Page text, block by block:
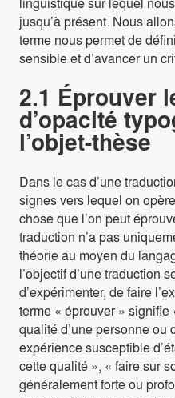
jusqu’à présent. Nous
terme nous permet de
sensible et d’avancer un
2.1 Éprouver
d’opacité
l’objet-thèse
Dans le cas d’une
signes vers lequel on
chose que l’on peut
traduction n’a pas
théorie au moyen du
l’objectif d’une traduction
d’expérimenter, de faire
terme « éprouver » signifie
qualité d’une personne ou
expérience susceptible
cette qualité », « faire sur
généralement forte ou